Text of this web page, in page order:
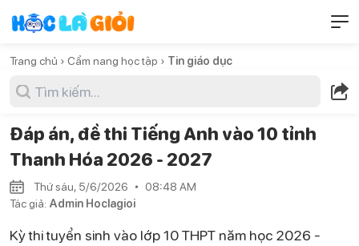
Trang chủ › Cẩm nang học tập › Tin giáo dục
Đáp án, đề thi Tiếng Anh vào 10 tỉnh
Thanh Hóa 2026 - 2027
Thứ sáu, 5/6/2026
08:48 AM
Tác giả: Admin Hoclagioi
Kỳ thi tuyển sinh vào lớp 10 THPT năm học 2026 -